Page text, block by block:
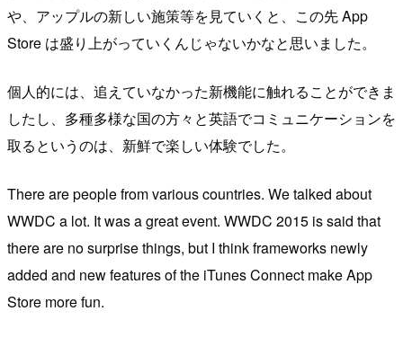
や、アップルの新しい施策等を見ていくと、この先 App
Store は盛り上がっていくんじゃないかなと思いました。
個人的には、追えていなかった新機能に触れることができま
したし、多種多様な国の方々と英語でコミュニケーションを
取るというのは、新鮮で楽しい体験でした。
There are people from various countries. We talked about
WWDC a lot. It was a great event. WWDC 2015 is said that
there are no surprise things, but I think frameworks newly
added and new features of the iTunes Connect make App
Store more fun.